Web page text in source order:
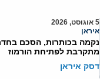
5 אוגוסט, 2026
איראן
נקמה בכותרות, הסכם
מתקרבת לפתיחת הורמוז
דסק איראן